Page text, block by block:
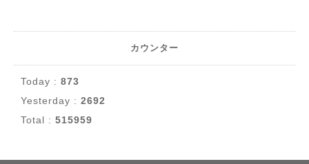
カウンター
Today : 873
Yesterday : 2692
Total : 515959